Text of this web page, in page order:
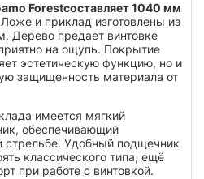
Forestсоставляет 1040 мм
и приклад изготовлены из
Дерево предает винтовке
на ощупь. Покрытие
эстетическую функцию, но и
защищенность материала от
имеется мягкий
обеспечивающий
стрельбе. Удобный подщечник
классического типа, ещё
при работе с винтовкой.